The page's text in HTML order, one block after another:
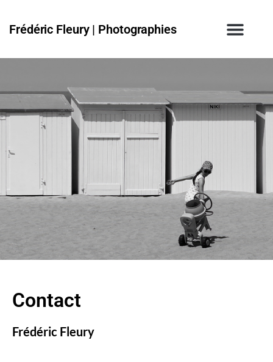
Frédéric Fleury | Photographies
Contact
Frédéric Fleury